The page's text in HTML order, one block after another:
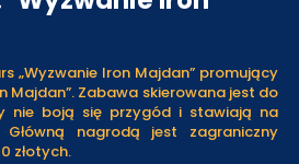
„Wyzwanie Iron Majdan” promujący
Majdan”. Zabawa skierowana jest do
nie boją się przygód i stawiają na
nagrodą jest zagraniczny
złotych.